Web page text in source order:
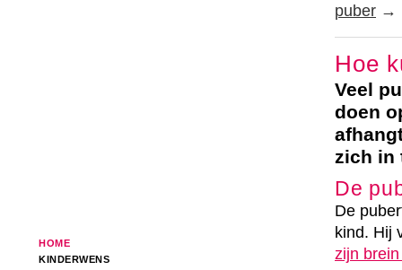
HOME
KINDERWENS
puber →
Hoe
Veel
doen
zich in
De
De
kind. Hij
zijn